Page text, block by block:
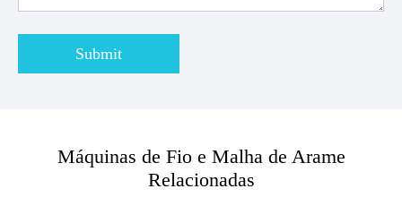
Submit
Máquinas de Fio e Malha de Arame
Relacionadas